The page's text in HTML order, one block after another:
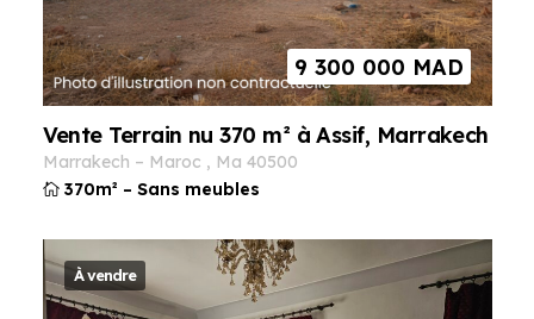
9 300 000 MAD
Vente Terrain nu 370 m² à Assif, Marrakech
marrakech – maroc , ma
40500
370m² – Sans meubles
À vendre